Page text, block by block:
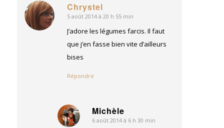
Chrystel
dit
:
5 août 2014 à 20 h 55 min
J’adore les légumes farcis. Il faut
que j’en fasse bien vite d’ailleurs
bises
Répondre
Michèle
dit
6 août 2014 à 6 h 30 min